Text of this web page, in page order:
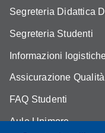
Segreteria Didattica
Segreteria Studenti
Informazioni
Assicurazione Qualità
FAQ Studenti
Aule Unimore